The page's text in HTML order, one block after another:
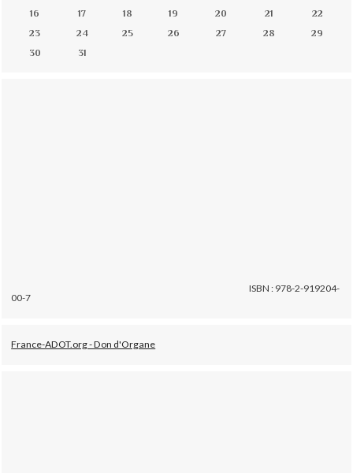
16
17 18 19 20 21
22
23
24 25 26 27 28
29
30
31
ISBN : 978-2-919204-
00-7
France-ADOT.org - Don d'Organe